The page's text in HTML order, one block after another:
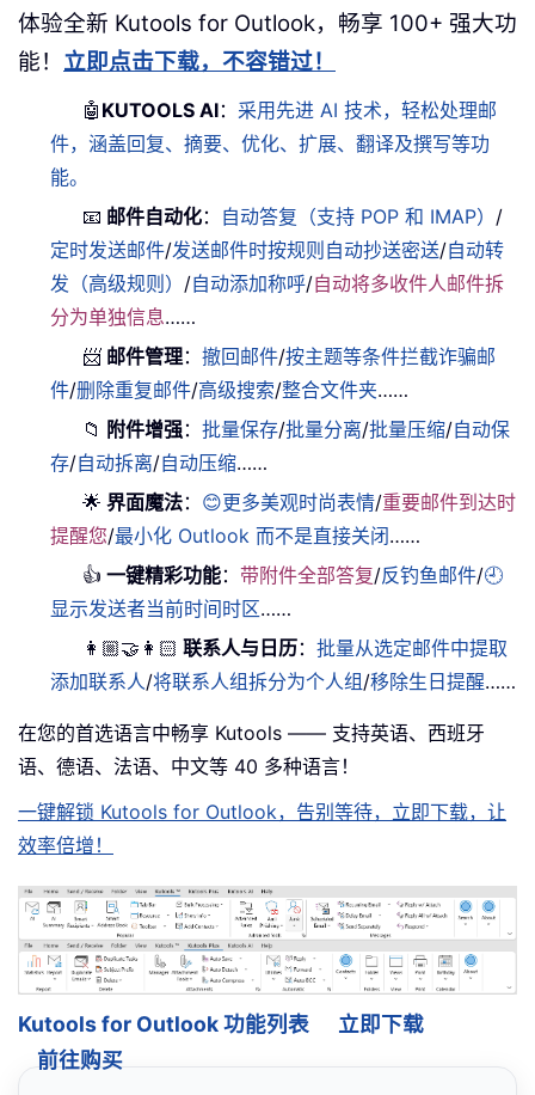
体验全新 Kutools for Outlook，畅享 100+ 强大功
能！ 立即点击下载，不容错过！
🤖 KUTOOLS AI： 采用先进 AI 技术，轻松处理邮
件，涵盖回复、摘要、优化、扩展、翻译及撰写等功
能。
📧 邮件自动化： 自动答复（支持 POP 和 IMAP） /
定时发送邮件/发送邮件时按规则自动抄送密送/自动转
发（高级规则） /自动添加称呼/自动将多收件人邮件拆
分为单独信息……
📨 邮件管理：撤回邮件/按主题等条件拦截诈骗邮
件/删除重复邮件/高级搜索/整合文件夹……
📁 附件增强：批量保存/批量分离/批量压缩/自动保
存/自动拆离/自动压缩……
🌟 界面魔法： 😊更多美观时尚表情/重要邮件到达时
提醒您/最小化 Outlook 而不是直接关闭……
👍 一键精彩功能：带附件全部答复/反钓鱼邮件/🕘
显示发送者当前时间时区……
👩🏼‍🤝‍👩🏻 联系人与日历：批量从选定邮件中提取
添加联系人/将联系人组拆分为个人组 /移除生日提醒……
在您的首选语言中畅享 Kutools —— 支持英语、西班牙
语、德语、法语、中文等 40 多种语言！
一键解锁 Kutools for Outlook，告别等待，立即下载，让
效率倍增！
Kutools for Outlook 功能列表
立即下载
前往购买